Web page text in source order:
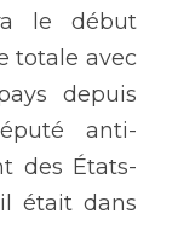
le début
totale avec
depuis
anti-
des États-
était dans